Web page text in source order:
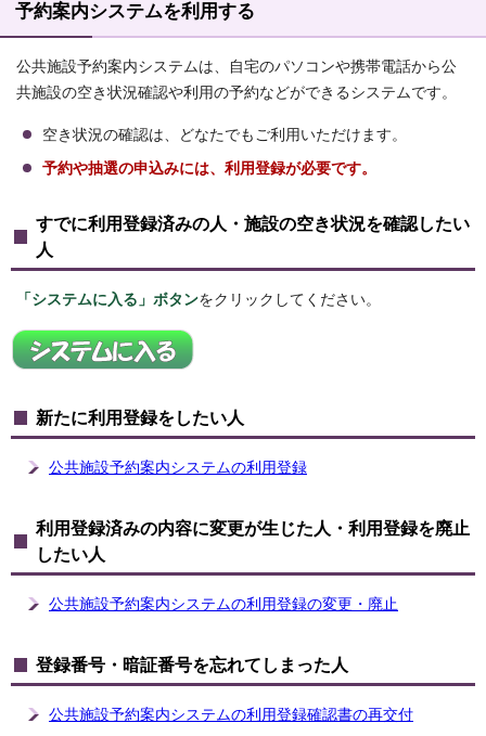
予約案内システムを利用する
公共施設予約案内システムは、自宅のパソコンや携帯電話から公
共施設の空き状況確認や利用の予約などができるシステムです。
空き状況の確認は、どなたでもご利用いただけます。
予約や抽選の申込みには、利用登録が必要です。
すでに利用登録済みの人・施設の空き状況を確認したい
人
「システムに入る」ボタンをクリックしてください。
新たに利用登録をしたい人
公共施設予約案内システムの利用登録
利用登録済みの内容に変更が生じた人・利用登録を廃止
したい人
公共施設予約案内システムの利用登録の変更・廃止
登録番号・暗証番号を忘れてしまった人
公共施設予約案内システムの利用登録確認書の再交付